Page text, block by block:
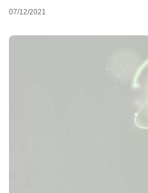
07/12/2021